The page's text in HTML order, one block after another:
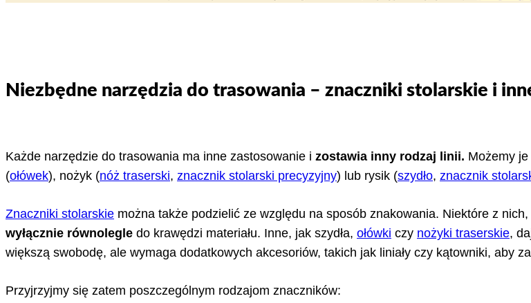
Niezbędne narzędzia do trasowania – znaczniki stolarskie i
Każde narzędzie do trasowania ma inne zastosowanie i zostawia inny rodzaj linii. Możemy
(ołówek), nożyk (nóż traserski, znacznik stolarski precyzyjny) lub rysik (szydło, znacznik
Znaczniki stolarskie można także podzielić ze względu na sposób znakowania. Niektóre z
wyłącznie równolegle do krawędzi materiału. Inne, jak szydła, ołówki czy nożyki traserskie,
większą swobodę, ale wymaga dodatkowych akcesoriów, takich jak liniały czy kątowniki, aby
Przyjrzyjmy się zatem poszczególnym rodzajom znaczników: